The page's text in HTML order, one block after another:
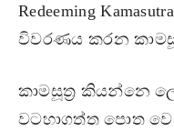
Redeeming
විවරණය කරන
කාමසූත්‍ර කියන්නෙ
වටහාගත්ත පොත